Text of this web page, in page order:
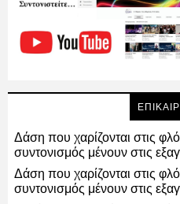
Δάση που χαρίζονται στις
συντονισμός μένουν στις
Δάση που χαρίζονται στις
συντονισμός μένουν στις